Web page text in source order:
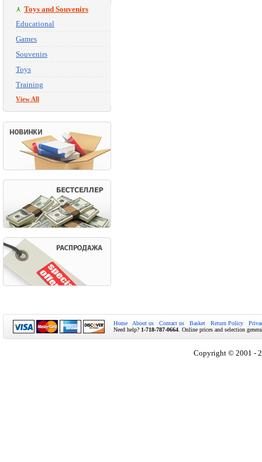
Toys and Souvenirs
Educational
Games
Souvenirs
Toys
Training
View All
Home About us Contact us Basket Return Policy
Need help? 1-718-787-0664 . Online prices and selection
Copyright © 2001 -